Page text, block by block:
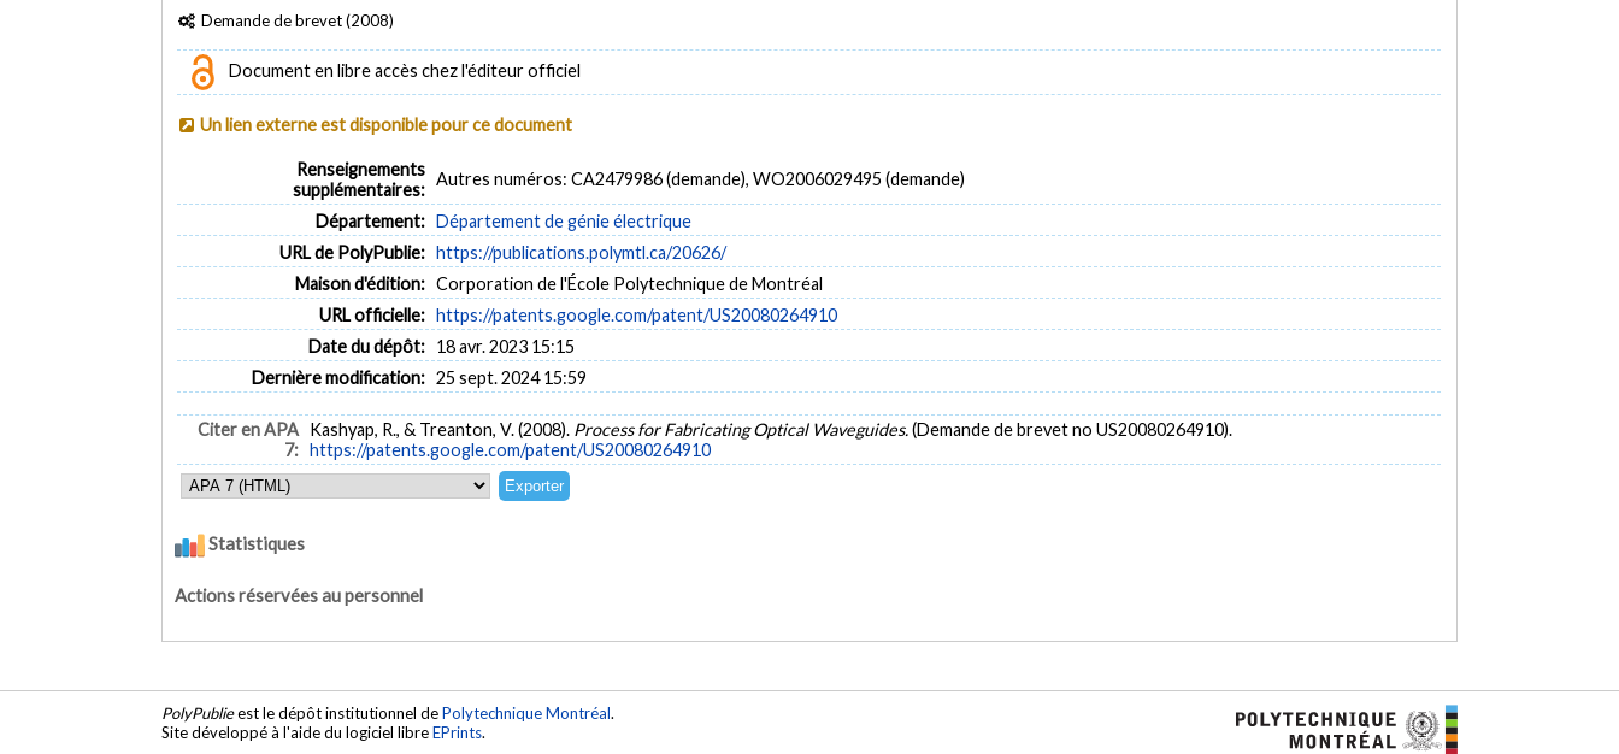
Demande de brevet (2008)
Document en libre accès chez l'éditeur officiel
Un lien externe est disponible pour ce document
Renseignements
supplémentaires:
Autres numéros: CA2479986 (demande), WO2006029495 (demande)
Département: Département de génie électrique
URL de PolyPublie: https://publications.polymtl.ca/20626/
Maison d'édition: Corporation de l'École Polytechnique de Montréal
URL officielle: https://patents.google.com/patent/US20080264910
Date du dépôt: 18 avr. 2023 15:15
Dernière modification: 25 sept. 2024 15:59
Citer en APA
7:
Kashyap, R., & Treanton, V. (2008). Process for Fabricating Optical Waveguides.(Demande de brevet no US20080264910).
https://patents.google.com/patent/US20080264910
Statistiques
Actions réservées au personnel
PolyPublieest le dépôt institutionnel dePolytechnique Montréal.
Site développé à l'aide du logiciel libreEPrints.